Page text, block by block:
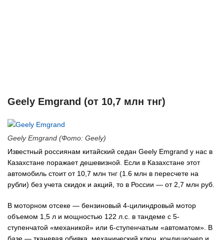
Geely Emgrand (от 10,7 млн тнг)
Geely Emgrand (Фото: Geely)
Известный россиянам китайский седан Geely Emgrand у нас в
Казахстане поражает дешевизной. Если в Казахстане этот
автомобиль стоит от 10,7 млн тнг (1.6 млн в пересчете на
рубли) без учета скидок и акций, то в России — от 2,7 млн руб.
В моторном отсеке — бензиновый 4-цилиндровый мотор
объемом 1,5 л и мощностью 122 л.с. в тандеме с 5-
ступенчатой «механикой» или 6-ступенчатым «автоматом». В